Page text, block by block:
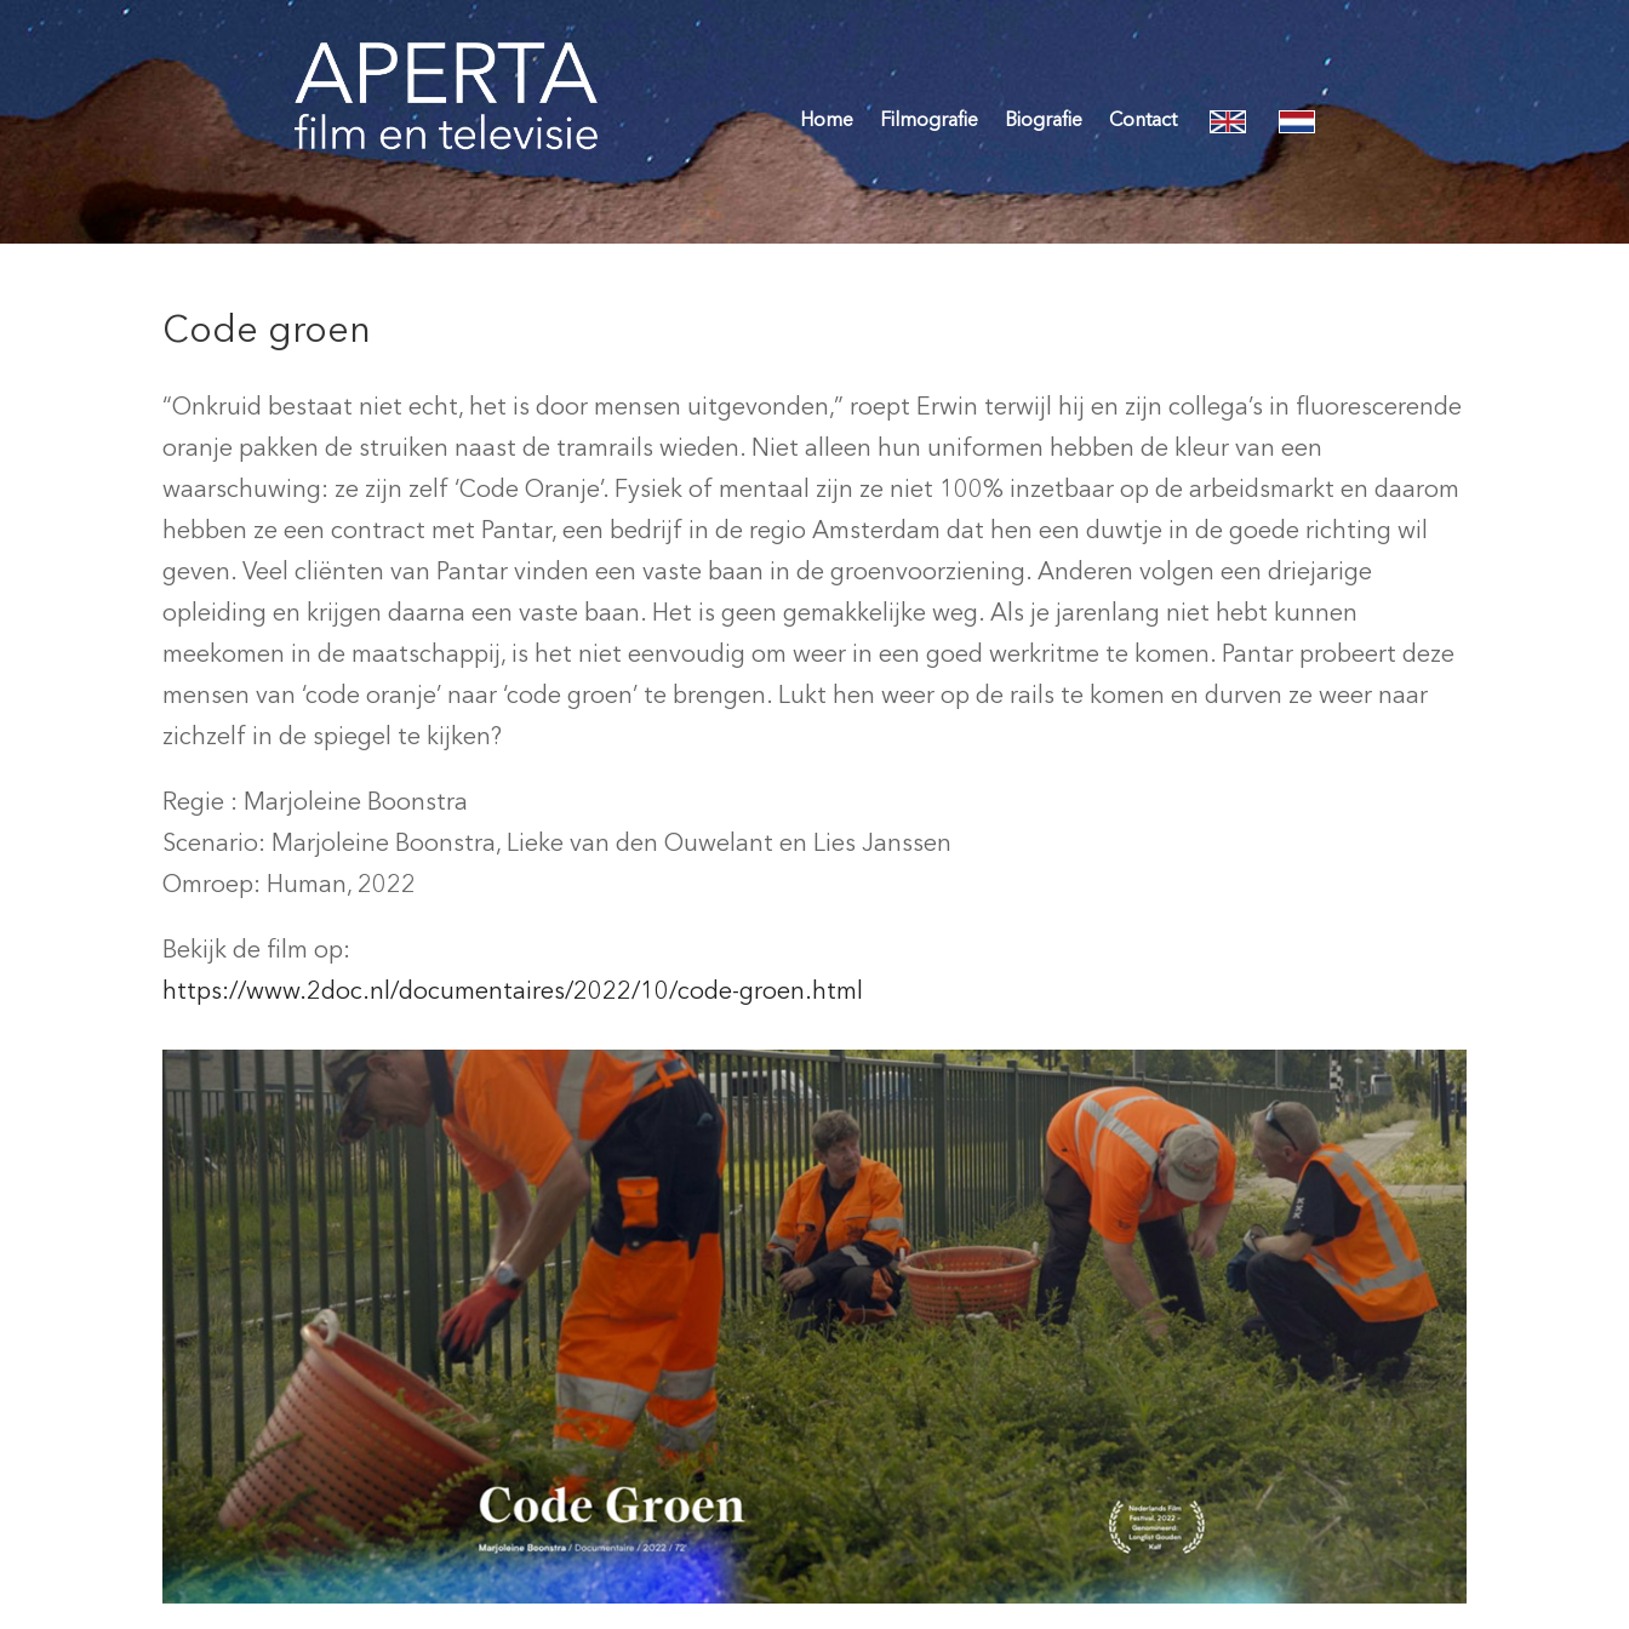
Home Filmografie Biografie Contact
Code groen
“Onkruid bestaat niet echt, het is door mensen uitgevonden,” roept Erwin terwijl hij en zijn collega’s in fluorescerende
oranje pakken de struiken naast de tramrails wieden. Niet alleen hun uniformen hebben de kleur van een
waarschuwing: ze zijn zelf ‘Code Oranje’. Fysiek of mentaal zijn ze niet 100% inzetbaar op de arbeidsmarkt en daarom
hebben ze een contract met Pantar, een bedrijf in de regio Amsterdam dat hen een duwtje in de goede richting wil
geven. Veel cliënten van Pantar vinden een vaste baan in de groenvoorziening. Anderen volgen een driejarige
opleiding en krijgen daarna een vaste baan. Het is geen gemakkelijke weg. Als je jarenlang niet hebt kunnen
meekomen in de maatschappij, is het niet eenvoudig om weer in een goed werkritme te komen. Pantar probeert deze
mensen van ‘code oranje’ naar ‘code groen’ te brengen. Lukt hen weer op de rails te komen en durven ze weer naar
zichzelf in de spiegel te kijken?
Regie : Marjoleine Boonstra
Scenario: Marjoleine Boonstra, Lieke van den Ouwelant en Lies Janssen
Omroep: Human, 2022
Bekijk de film op:
https://www.2doc.nl/documentaires/2022/10/code-groen.html